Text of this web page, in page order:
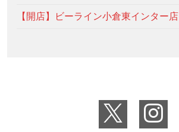
【開店】ビーライン小倉東インター店